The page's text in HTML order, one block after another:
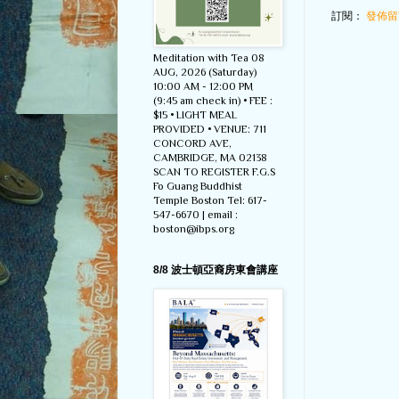
訂閱： 發佈
Meditation with Tea 08
AUG, 2026 (Saturday)
10:00 AM - 12:00 PM
(9:45 am check in) • FEE :
$15 • LIGHT MEAL
PROVIDED • VENUE: 711
CONCORD AVE,
CAMBRIDGE, MA 02138
SCAN TO REGISTER F.G.S
Fo Guang Buddhist
Temple Boston Tel: 617-
547-6670 | email :
boston@ibps.org
8/8 波士頓亞裔房東會講座